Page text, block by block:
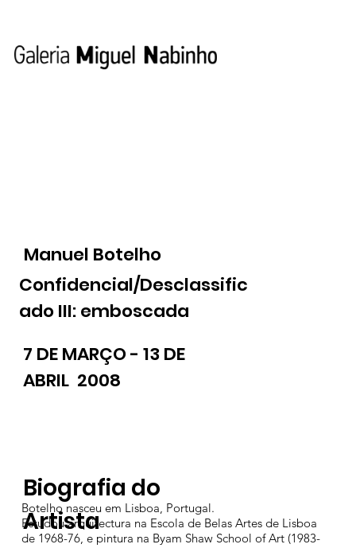
Manuel Botelho
Confidencial/Desclassific
ado III: emboscada
7 DE MARÇO - 13 DE
ABRIL 2008
Botelho nasceu em Lisboa, Portugal.
Estudou arquitectura na Escola de Belas Artes de Lisboa
de 1968-76, e pintura na Byam Shaw School of Art (1983-
Biografia do
Artista